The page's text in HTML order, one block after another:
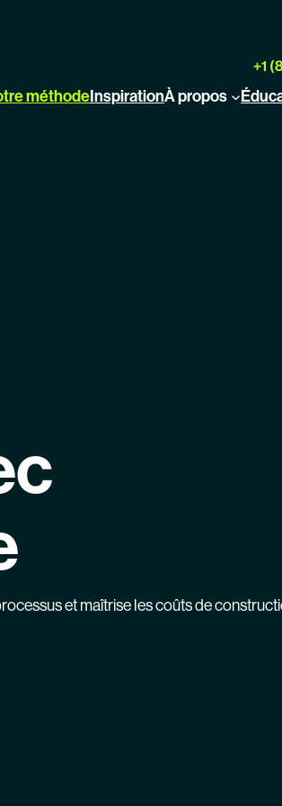
+1
méthodeInspirationÀ propos
et maîtrise les coûts de